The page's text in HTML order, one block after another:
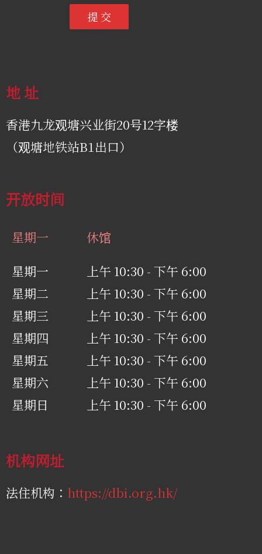
地 址
香港九龙观塘兴业街20号12字楼
（观塘地铁站B1出口）
开放时间
星期一
星期一
星期二
星期三
星期四
星期五
星期六
星期日
休馆
上午 10:30 - 下午 6:00
上午 10:30 - 下午 6:00
上午 10:30 - 下午 6:00
上午 10:30 - 下午 6:00
上午 10:30 - 下午 6:00
上午 10:30 - 下午 6:00
上午 10:30 - 下午 6:00
机构网址
法住机构： https://dbi.org.hk/